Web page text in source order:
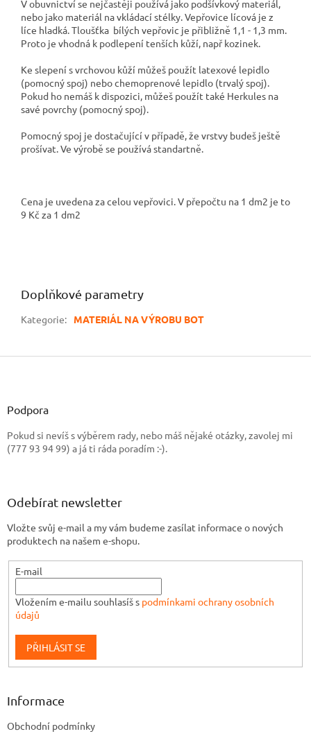
V obuvnictví se nejčastěji používá jako podšívkový materiál,
nebo jako materiál na vkládací stélky. Vepřovice lícová je z
líce hladká. Tloušťka bílých vepřovic je přibližně 1,1 - 1,3 mm.
Proto je vhodná k podlepení tenších kůží, např kozinek.
Ke slepení s vrchovou kůží můžeš použít latexové lepidlo
(pomocný spoj) nebo chemoprenové lepidlo (trvalý spoj).
Pokud ho nemáš k dispozici, můžeš použít také Herkules na
savé povrchy (pomocný spoj).
Pomocný spoj je dostačující v případě, že vrstvy budeš ještě
prošívat. Ve výrobě se používá standartně.
Cena je uvedena za celou vepřovici. V přepočtu na 1 dm2 je to
9 Kč za 1 dm2
Doplňkové parametry
Kategorie: MATERIÁL NA VÝROBU BOT
Z
Podpora
Pokud si nevíš s výběrem rady, nebo máš nějaké otázky, zavolej mi
(777 93 94 99) a já ti ráda poradím :-).
Odebírat newsletter
Vložte svůj e-mail a my vám budeme zasílat informace o nových
produktech na našem e-shopu.
E-mail
Vložením e-mailu souhlasíš s podmínkami ochrany osobních
údajů
PŘIHLÁSIT SE
Informace
Obchodní podmínky